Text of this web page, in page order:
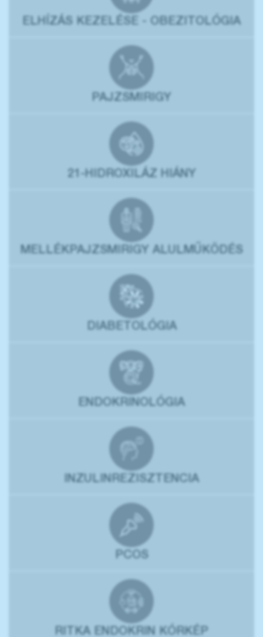
ELHÍZÁS KEZELÉSE - OBEZITOLÓGIA
PAJZSMIRIGY
21-HIDROXILÁZ HIÁNY
MELLÉKPAJZSMIRIGY ALULMŰKÖDÉS
DIABETOLÓGIA
ENDOKRINOLÓGIA
INZULINREZISZTENCIA
PCOS
RITKA ENDOKRIN KÓRKÉP